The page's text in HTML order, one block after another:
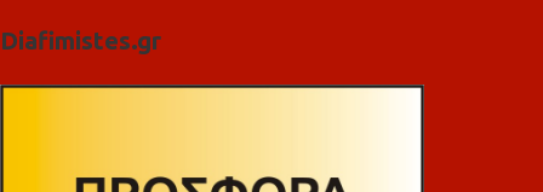
Diafimistes.gr